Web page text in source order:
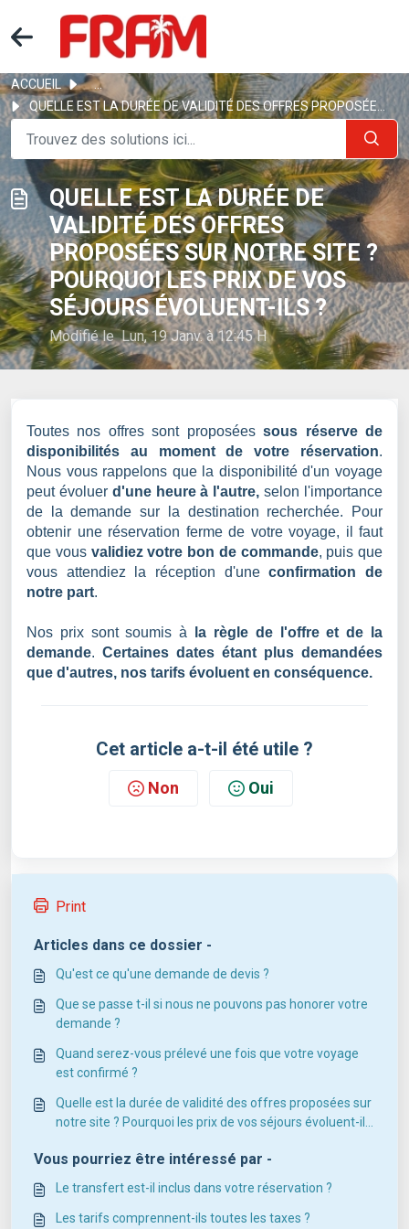
ACCUEIL
...
QUELLE EST LA DURÉE DE VALIDITÉ DES OFFRES PROPOSÉES SUR ...
QUELLE EST LA DURÉE DE
VALIDITÉ DES OFFRES
PROPOSÉES SUR NOTRE SITE ?
POURQUOI LES PRIX DE VOS
SÉJOURS ÉVOLUENT-ILS ?
Modifié le Lun, 19 Janv. à 12:45 H
Toutes nos offres sont proposéessous réserve de
disponibilités au moment de votre réservation.
Nous vous rappelons que la disponibilité d'un voyage
peut évoluer d'une heure à l'autre, selon l'importance
de la demande sur la destination recherchée. Pour
obtenir une réservation ferme de votre voyage, il faut
que vous validiez votre bon de commande, puis que
vous attendiez la réception d'uneconfirmation de
notre part.
Nos prix sont soumis à
la règle de l'offre et de la
demande. Certaines dates étant plus demandées
que d'autres, nos tarifs évoluent en conséquence.
Cet article a-t-il été utile ?
Non Oui
Print
Articles dans ce dossier -
Qu'est ce qu'une demande de devis ?
Que se passe t-il si nous ne pouvons pas honorer votre
demande ?
Quand serez-vous prélevé une fois que votre voyage
est confirmé ?
Quelle est la durée de validité des offres proposées sur
notre site ? Pourquoi les prix de vos séjours évoluent-ils
Vous pourriez être intéressé par -
Le transfert est-il inclus dans votre réservation ?
Les tarifs comprennent-ils toutes les taxes ?